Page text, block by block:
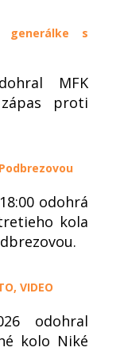
generálke s
MFK
proti
odohrá
kola
VIDEO
odohral
kolo Niké